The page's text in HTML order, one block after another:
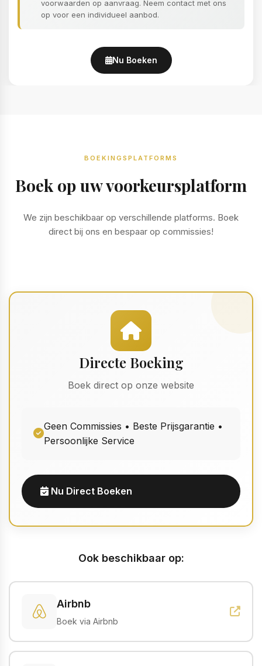
voorwaarden op aanvraag. Neem contact met ons
op voor een individueel aanbod.
Nu Boeken
BOEKINGSPLATFORMS
Boek op uw voorkeursplatform
We zijn beschikbaar op verschillende platforms. Boek
direct bij ons en bespaar op commissies!
Directe Boeking
Boek direct op onze website
Geen Commissies • Beste Prijsgarantie •
Persoonlijke Service
Nu Direct Boeken
Ook beschikbaar op:
Airbnb
Boek via Airbnb